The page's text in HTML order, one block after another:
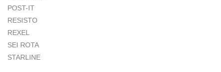
POST-IT
RESISTO
REXEL
SEI ROTA
STARLINE